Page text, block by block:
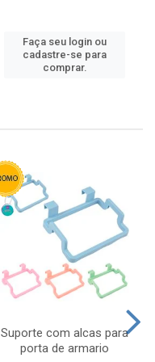
Faça seu login ou
cadastre-se para
comprar.
Suporte com alcas para
porta de armario